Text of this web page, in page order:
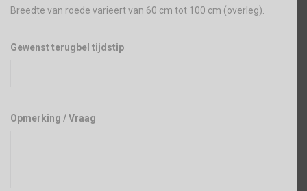
Breedte van roede varieert van 60 cm tot 100 cm (overleg).
Gewenst terugbel tijdstip
Opmerking / Vraag